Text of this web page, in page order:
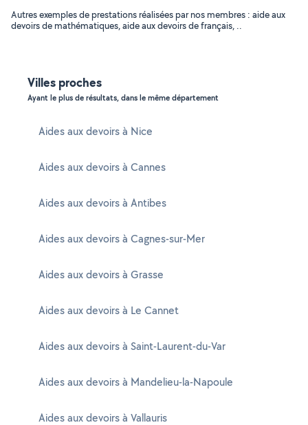
Autres exemples de prestations réalisées par nos membres : aide aux
devoirs de mathématiques, aide aux devoirs de français, ..
Villes proches
Ayant le plus de résultats, dans le même département
Aides aux devoirs à Nice
Aides aux devoirs à Cannes
Aides aux devoirs à Antibes
Aides aux devoirs à Cagnes-sur-Mer
Aides aux devoirs à Grasse
Aides aux devoirs à Le Cannet
Aides aux devoirs à Saint-Laurent-du-Var
Aides aux devoirs à Mandelieu-la-Napoule
Aides aux devoirs à Vallauris